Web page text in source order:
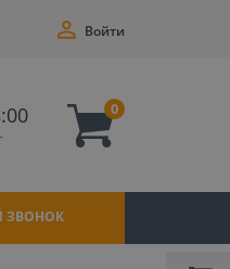
Войти
0
ЗВОНОК